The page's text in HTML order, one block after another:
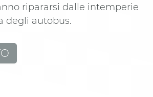
ripararsi dalle intemperie
degli autobus.